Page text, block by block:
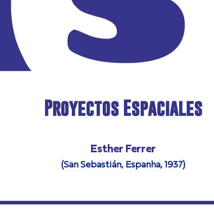
Proyectos Espaciales
Esther Ferrer
(San Sebastián, Espanha, 1937)